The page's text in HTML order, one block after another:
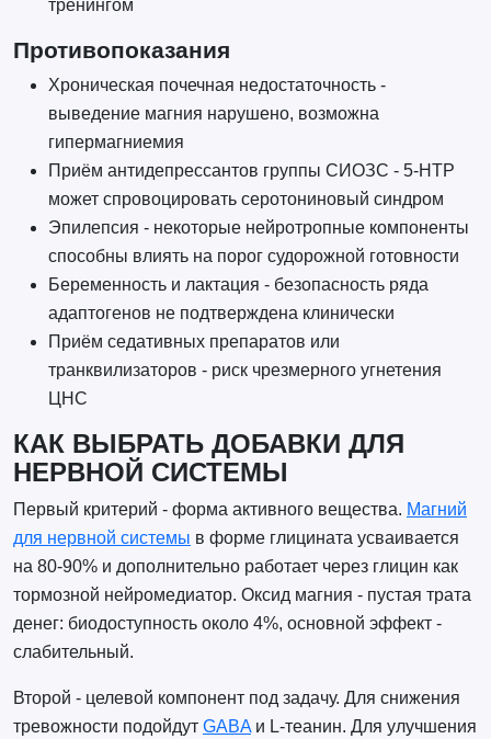
тренингом
Противопоказания
Хроническая почечная недостаточность -
выведение магния нарушено, возможна
гипермагниемия
Приём антидепрессантов группы СИОЗС - 5-HTP
может спровоцировать серотониновый синдром
Эпилепсия - некоторые нейротропные компоненты
способны влиять на порог судорожной готовности
Беременность и лактация - безопасность ряда
адаптогенов не подтверждена клинически
Приём седативных препаратов или
транквилизаторов - риск чрезмерного угнетения
ЦНС
КАК ВЫБРАТЬ ДОБАВКИ ДЛЯ
НЕРВНОЙ СИСТЕМЫ
Первый критерий - форма активного вещества. Магний
для нервной системы в форме глицината усваивается
на 80-90% и дополнительно работает через глицин как
тормозной нейромедиатор. Оксид магния - пустая трата
денег: биодоступность около 4%, основной эффект -
слабительный.
Второй - целевой компонент под задачу. Для снижения
тревожности подойдут GABAи L-теанин. Для улучшения